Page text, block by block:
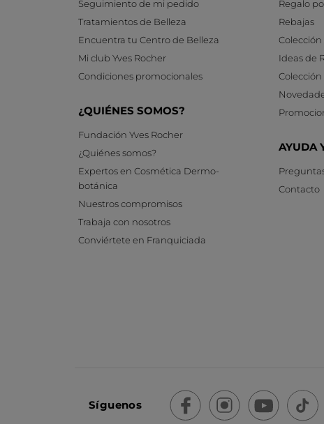
Seguimiento de mi pedido
Tratamientos de Belleza
Encuentra tu Centro de Belleza
Mi club Yves Rocher
Condiciones promocionales
¿QUIÉNES SOMOS?
Fundación Yves Rocher
¿Quiénes somos?
Expertos en Cosmética Dermo-
botánica
Nuestros compromisos
Trabaja con nosotros
Conviértete en Franquiciada
Regalo
Rebajas
Ideas de
AYUDA
Contacto
Síguenos